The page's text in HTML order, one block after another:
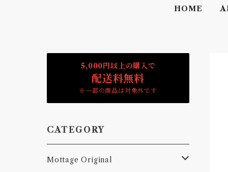
HOME
5,000円以上の購入で
配送料無料
※一部の商品は対象外です
CATEGORY
Mottage Original